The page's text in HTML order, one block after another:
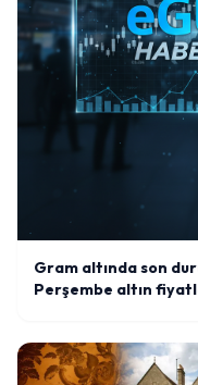
Gram altında son
Perşembe altın